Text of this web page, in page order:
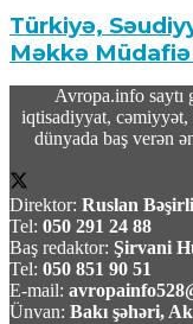
Türkiyə,
Məkkə
07 Avqust 2026 / 16:20
18
Rusiyada
oxundu
Avropa.info saytı
iqtisadiyyat, cəmiyyət,
dünyada baş verən
Direktor: Ruslan Bəşirli
Tel: 050 291 24 88
Baş redaktor: Şirvani
Tel: 050 851 90 51
E-mail:
Ünvan: Bakı şəhəri,